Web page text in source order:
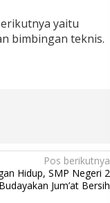
yaitu
bimbingan teknis.
Pos berikutnya
Hidup, SMP Negeri 2
Jum’at Bersih